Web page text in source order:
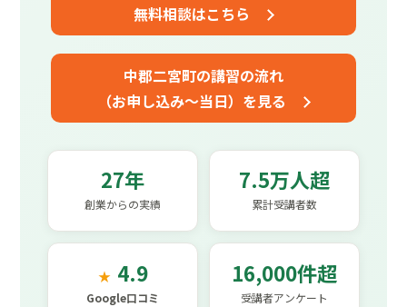
無料相談はこちら
中郡二宮町の講習の流れ
（お申し込み～当日）を見る
27年
創業からの実績
7.5万人超
累計受講者数
★ 4.9
Google口コミ
16,000件超
受講者アンケート